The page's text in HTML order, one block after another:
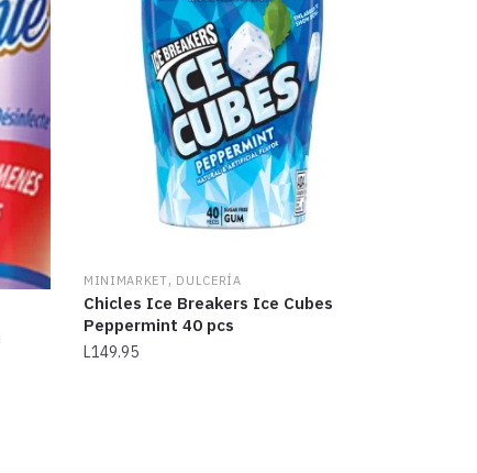
MINIMARKET, DULCERÍA
Chicles Ice Breakers Ice Cubes
Peppermint 40 pcs
L149.95